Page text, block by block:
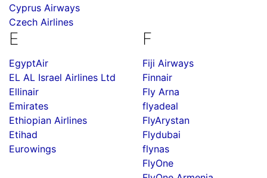
Cyprus Airways
Czech Airlines
E
EgyptAir
EL AL Israel Airlines Ltd
Ellinair
Emirates
Ethiopian Airlines
Etihad
Eurowings
F
Fiji Airways
Finnair
Fly Arna
flyadeal
FlyArystan
Flydubai
flynas
FlyOne